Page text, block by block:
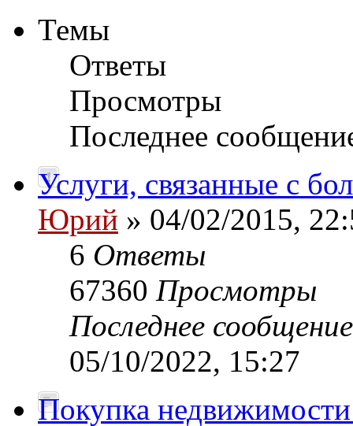
Темы
Ответы
Просмотры
Последнее
Услуги, связанные с
Юрий » 04/02/2015,
6 Ответы
67360 Просмотры
Последнее
05/10/2022, 15:27
Покупка